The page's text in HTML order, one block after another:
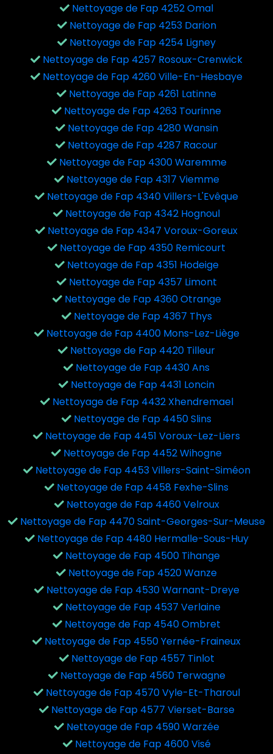
Nettoyage de Fap 4252 Omal
Nettoyage de Fap 4253 Darion
Nettoyage de Fap 4254 Ligney
Nettoyage de Fap 4257 Rosoux-Crenwick
Nettoyage de Fap 4260 Ville-En-Hesbaye
Nettoyage de Fap 4261 Latinne
Nettoyage de Fap 4263 Tourinne
Nettoyage de Fap 4280 Wansin
Nettoyage de Fap 4287 Racour
Nettoyage de Fap 4300 Waremme
Nettoyage de Fap 4317 Viemme
Nettoyage de Fap 4340 Villers-L'Evêque
Nettoyage de Fap 4342 Hognoul
Nettoyage de Fap 4347 Voroux-Goreux
Nettoyage de Fap 4350 Remicourt
Nettoyage de Fap 4351 Hodeige
Nettoyage de Fap 4357 Limont
Nettoyage de Fap 4360 Otrange
Nettoyage de Fap 4367 Thys
Nettoyage de Fap 4400 Mons-Lez-Liège
Nettoyage de Fap 4420 Tilleur
Nettoyage de Fap 4430 Ans
Nettoyage de Fap 4431 Loncin
Nettoyage de Fap 4432 Xhendremael
Nettoyage de Fap 4450 Slins
Nettoyage de Fap 4451 Voroux-Lez-Liers
Nettoyage de Fap 4452 Wihogne
Nettoyage de Fap 4453 Villers-Saint-Siméon
Nettoyage de Fap 4458 Fexhe-Slins
Nettoyage de Fap 4460 Velroux
Nettoyage de Fap 4470 Saint-Georges-Sur-Meuse
Nettoyage de Fap 4480 Hermalle-Sous-Huy
Nettoyage de Fap 4500 Tihange
Nettoyage de Fap 4520 Wanze
Nettoyage de Fap 4530 Warnant-Dreye
Nettoyage de Fap 4537 Verlaine
Nettoyage de Fap 4540 Ombret
Nettoyage de Fap 4550 Yernée-Fraineux
Nettoyage de Fap 4557 Tinlot
Nettoyage de Fap 4560 Terwagne
Nettoyage de Fap 4570 Vyle-Et-Tharoul
Nettoyage de Fap 4577 Vierset-Barse
Nettoyage de Fap 4590 Warzée
Nettoyage de Fap 4600 Visé